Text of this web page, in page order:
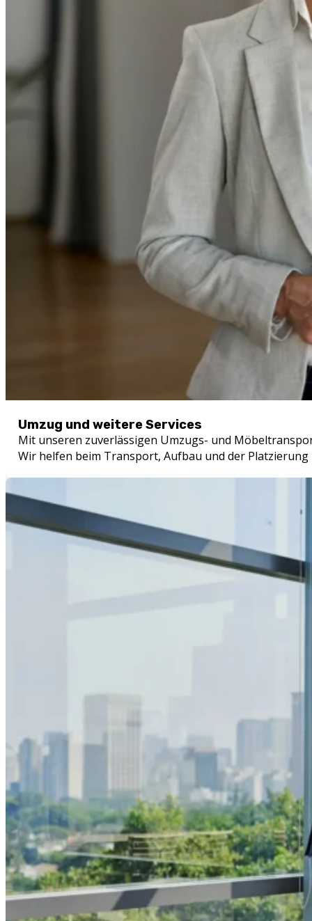
Umzug und weitere Services
Mit unseren zuverlässigen Umzugs- und
Wir helfen beim Transport, Aufbau und der